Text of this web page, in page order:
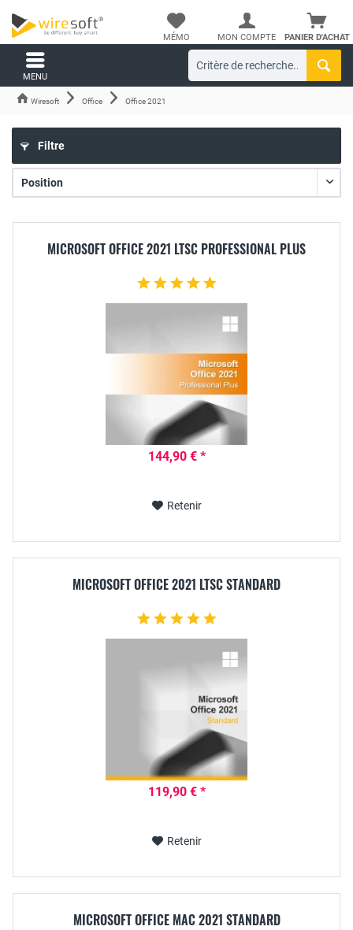
PANIER D'ACHAT
MÉMO MON COMPTE
MENU
Wiresoft Office Office 2021
Filtre
MICROSOFT OFFICE 2021 LTSC PROFESSIONAL PLUS
144,90 € *
Retenir
MICROSOFT OFFICE 2021 LTSC STANDARD
119,90 € *
Retenir
MICROSOFT OFFICE MAC 2021 STANDARD